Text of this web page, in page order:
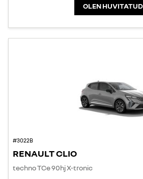
OLEN
#3022B
RENAULT CLIO
techno TCe 90hj X-tronic